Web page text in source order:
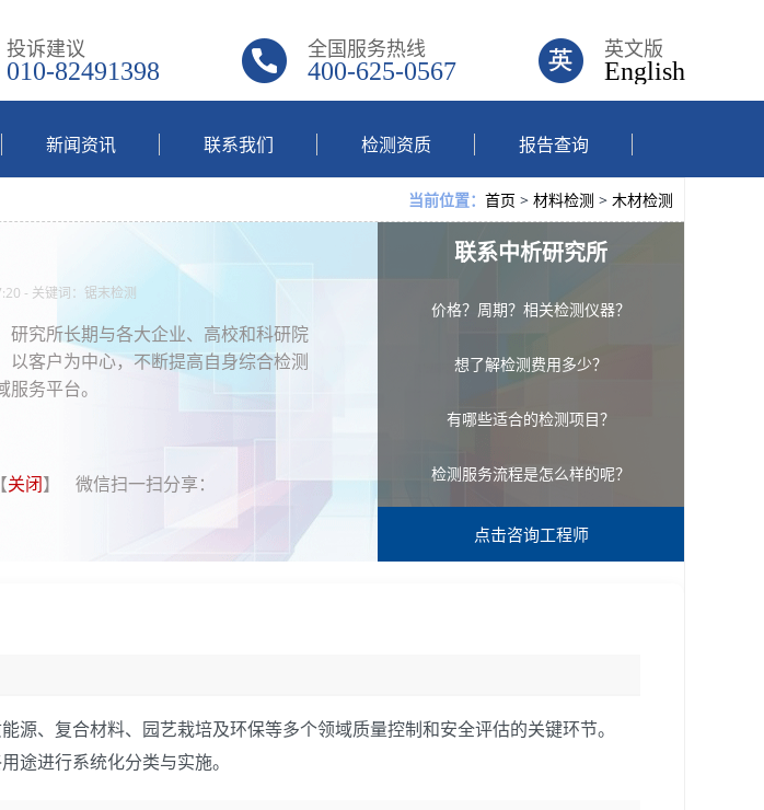
英文版
English
全国服务热线
400-625-0567
投诉建议
010-82491398
新闻资讯 联系我们 检测资质 报告查询
当前位置： 首页 > 材料检测 > 木材检测
- 关键词：锯末检测
研究所长期与各大企业、高校和科研院
客户为中心，不断提高自身综合检测
务平台。
关闭】 微信扫一扫分享：
联系中析研究所
价格？周期？相关检测仪器？
想了解检测费用多少？
有哪些适合的检测项目？
检测服务流程是怎么样的呢？
点击咨询工程师
源、复合材料、园艺栽培及环保等多个领域质量控制和安全评估的关键环节。
途进行系统化分类与实施。